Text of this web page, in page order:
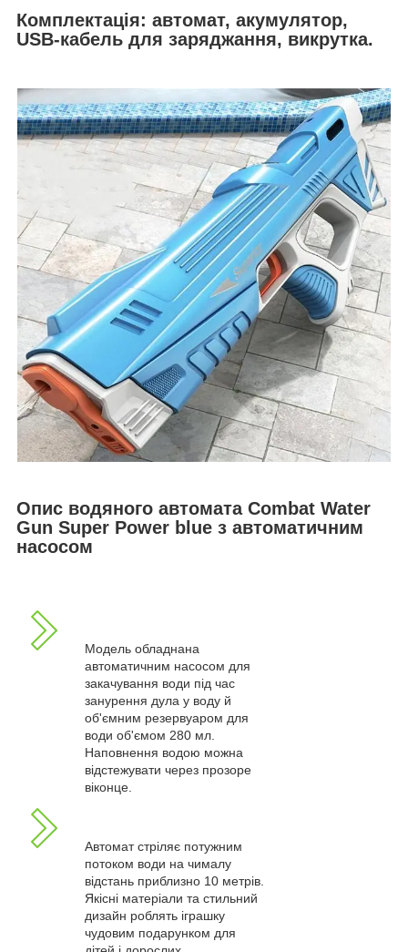
Комплектація: автомат, акумулятор,
USB-кабель для заряджання, викрутка.
Опис водяного автомата Combat Water
Gun Super Power blue з автоматичним
насосом
Модель обладнана
автоматичним насосом для
закачування води під час
занурення дула у воду й
об'ємним резервуаром для
води об'ємом 280 мл.
Наповнення водою можна
відстежувати через прозоре
віконце.
Автомат стріляє потужним
потоком води на чималу
відстань приблизно 10 метрів.
Якісні матеріали та стильний
дизайн роблять іграшку
чудовим подарунком для